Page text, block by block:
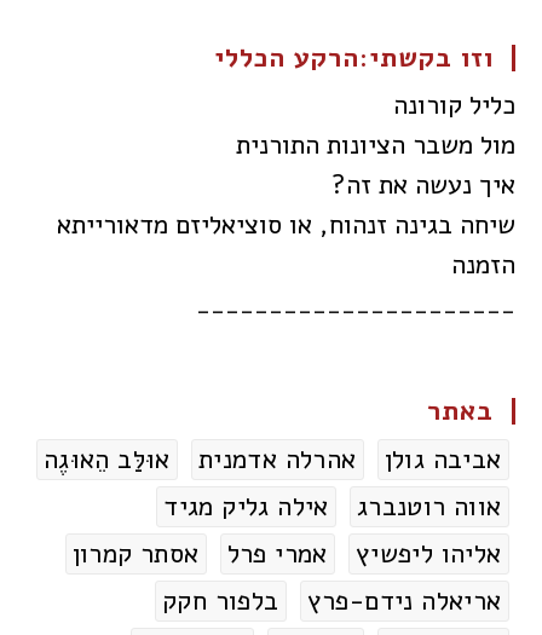
וזו בקשתי:הרקע הכללי
כליל קורונה
מול משבר הציונות התורנית
איך נעשה את זה?
שיחה בגינה זנהוח, או סוציאליזם מדאורייתא
הזמנה
______________________
באתר
אביבה גולן
אהרלה אדמנית
אוּלַּב הֵאוּגֶה
אווה רוטנברג
אילה גליק מגיד
אליהו ליפשיץ
אמרי פרל
אסתר קמרון
אריאלה נידם-פרץ
בלפור חקק